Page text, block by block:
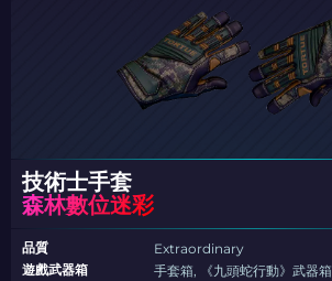
技術士手套
森林數位迷彩
品質
Extraordinary
遊戲武器箱
手套箱, 《九頭蛇行動》武器箱